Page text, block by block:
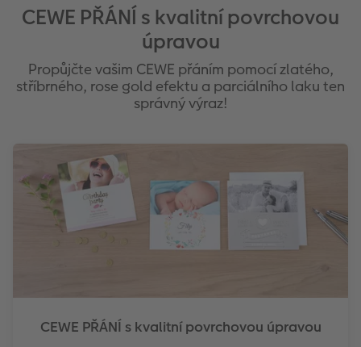
CEWE PŘÁNÍ s kvalitní povrchovou
úpravou
Propůjčte vašim CEWE přáním pomocí zlatého,
stříbrného, rose gold efektu a parciálního laku ten
správný výraz!
CEWE PŘÁNÍ s kvalitní povrchovou úpravou